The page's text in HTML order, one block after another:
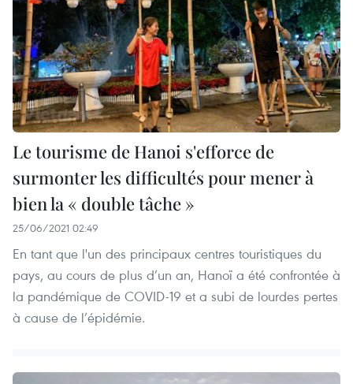
Le tourisme de Hanoi s'efforce de
surmonter les difficultés pour mener à
bien la « double tâche »
25/06/2021 02:49
En tant que l'un des principaux centres touristiques du
pays, au cours de plus d’un an, Hanoï a été confrontée à
la pandémique de COVID-19 et a subi de lourdes pertes
à cause de l’épidémie.